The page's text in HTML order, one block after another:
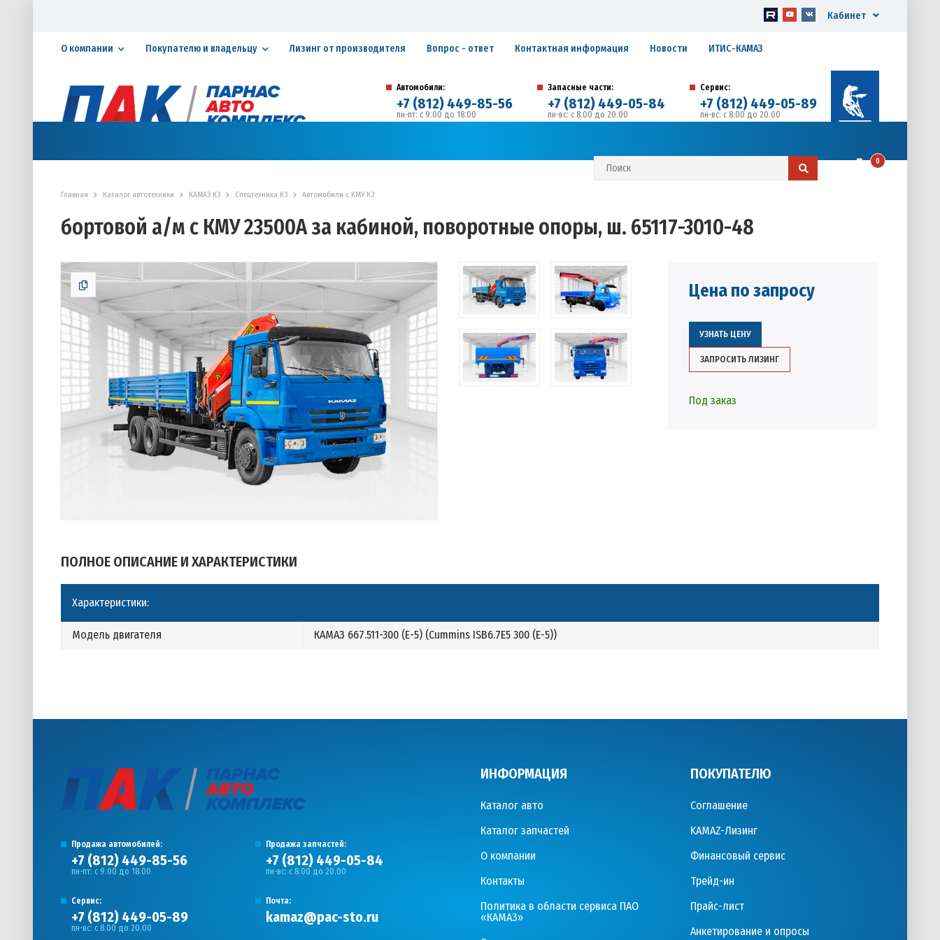
Кабинет
О компании Покупателю и владельцу Лизинг от производителя Вопрос - ответ Контактная информация Новости ИТИС-КАМАЗ
Автомобили:
+7 (812) 449-85-56
пн-пт: с 9.00 до 18.00
Запасные части:
+7 (812) 449-05-84
пн-вс: с 8.00 до 20.00
Сервис:
+7 (812) 449-05-89
пн-вс: с 8.00 до 20.00
0
Главная Каталог автотехники КАМАЗ К3 Спецтехника К3 Автомобили с КМУ К3
бортовой а/м с КМУ 23500А за кабиной, поворотные опоры, ш. 65117-3010-48
Цена по запросу
УЗНАТЬ ЦЕНУ
ЗАПРОСИТЬ ЛИЗИНГ
Под заказ
ПОЛНОЕ ОПИСАНИЕ И ХАРАКТЕРИСТИКИ
Характеристики:
Модель двигателя КАМАЗ 667.511-300 (Е-5) (Cummins ISB6.7E5 300 (Е-5))
Продажа автомобилей:
+7 (812) 449-85-56
пн-пт: с 9.00 до 18.00
Продажа запчастей:
+7 (812) 449-05-84
пн-вс: с 8.00 до 20.00
Сервис:
+7 (812) 449-05-89
пн-вс: с 8.00 до 20.00
Почта:
kamaz@pac-sto.ru
ИНФОРМАЦИЯ
Каталог авто
Каталог запчастей
О компании
Контакты
Политика в области сервиса ПАО
«КАМАЗ»
ПОКУПАТЕЛЮ
Соглашение
KAMAZ-Лизинг
Финансовый сервис
Трейд-ин
Прайс-лист
Анкетирование и опросы